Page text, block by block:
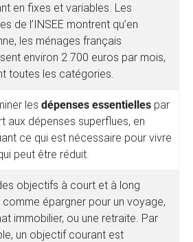
en fixes et variables. Les
de l’INSEE montrent qu’en
les ménages français
environ 2 700 euros par mois,
toutes les catégories.
les dépenses essentiellespar
aux dépenses superflues, en
ce qui est nécessaire pour vivre
peut être réduit.
objectifs à court et à long
comme épargner pour un voyage,
immobilier, ou une retraite. Par
un objectif courant est